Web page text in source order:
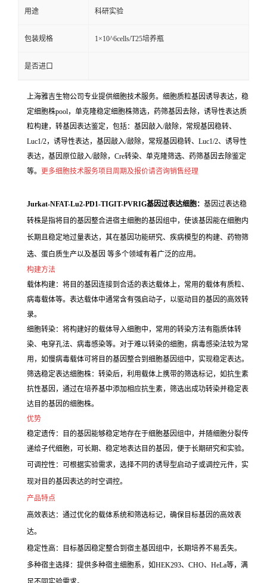
用途 科研实验
包装规格 1×10^6cells/T25培养瓶
是否进口
上海雅吉生物公司专业提供细胞技术服务。细胞质粒基因诱导表达，稳
定细胞株pool，单克隆稳定细胞株筛选，药筛基因去除，诱导性表达质
粒构建，转基因表达鉴定，包括：基因敲入/敲除，常规基因稳转、
Luc1/2，诱导性表达，基因敲入/敲除，常规基因稳转、Luc1/2、诱导性
表达，基因原位敲入/敲除，Cre转染、单克隆筛选、药筛基因去除鉴定
等。 更多细胞技术服务项目周期及报价请咨询销售经理
Jurkat-NFAT-Lu2-PD1-TIGIT-PVRIG基因过表达细胞： 基因过表达稳
转株是指将目的基因整合进宿主细胞的基因组中，使该基因能在细胞内
长期且稳定地过量表达，其在基因功能研究、疾病模型的构建、药物筛
选、蛋白质生产以及基因 等多个领域有着广泛的应用。
构建方法
载体构建：将目的基因连接到合适的表达载体上，常用的载体有质粒、
病毒载体等。表达载体中通常含有强启动子，以驱动目的基因的高效转
录。
细胞转染：将构建好的载体导入细胞中，常用的转染方法有脂质体转
染、电穿孔法、病毒感染等。对于难以转染的细胞，病毒感染法较为常
用，如慢病毒载体可将目的基因整合到细胞基因组中，实现稳定表达。
筛选稳定表达细胞株：转染后，利用载体上携带的筛选标记，如抗生素
抗性基因，通过在培养基中添加相应抗生素，筛选出成功转染并稳定表
达目的基因的细胞株。
优势
稳定遗传：目的基因能够稳定地存在于细胞基因组中，并随细胞分裂传
递给子代细胞，可长期、稳定地表达目的基因，便于长期研究和实验。
可调控性：可根据实验需求，选择不同的诱导型启动子或调控元件，实
现对目的基因表达的时空调控。
产品特点
高效表达：通过优化的载体系统和筛选标记，确保目标基因的高效表
达。
稳定性高：目标基因稳定整合到宿主基因组中，长期培养不易丢失。
多种宿主选择：提供多种宿主细胞系，如HEK293、CHO、HeLa等，满